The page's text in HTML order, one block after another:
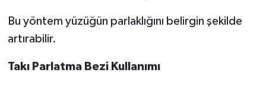
Bu yöntem yüzüğün parlaklığını belirgin şekilde
artırabilir.
Takı Parlatma Bezi Kullanımı